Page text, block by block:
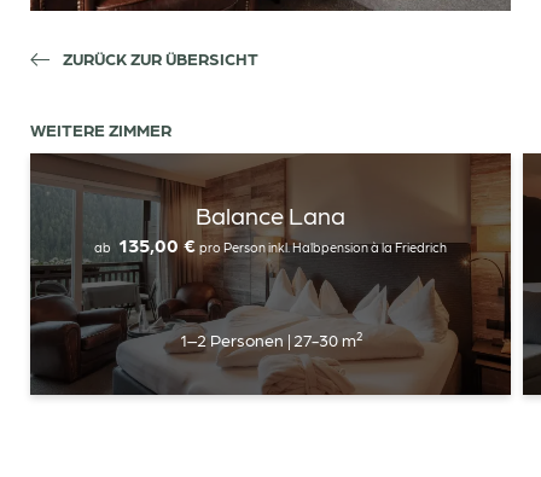
ZURÜCK ZUR ÜBERSICHT
WEITERE ZIMMER
Balance Lana
ab 135,00 € pro Personinkl. Halbpension à la Friedrich
1–2 Personen| 27-30 m²
Newsletteranmeldung
Anrede
Familie Herr Frau